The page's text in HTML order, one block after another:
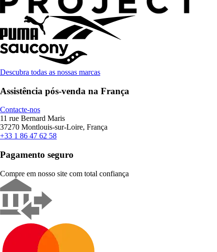
Descubra todas as nossas marcas
Assistência pós-venda na França
Contacte-nos
11 rue Bernard Maris
37270 Montlouis-sur-Loire, França
+33 1 86 47 62 58
Pagamento seguro
Compre em nosso site com total confiança